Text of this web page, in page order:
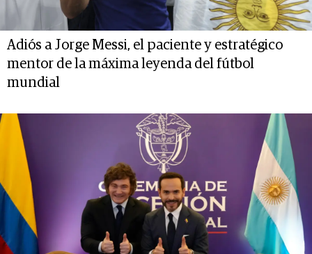
Adiós a Jorge Messi, el paciente y estratégico
mentor de la máxima leyenda del fútbol
mundial